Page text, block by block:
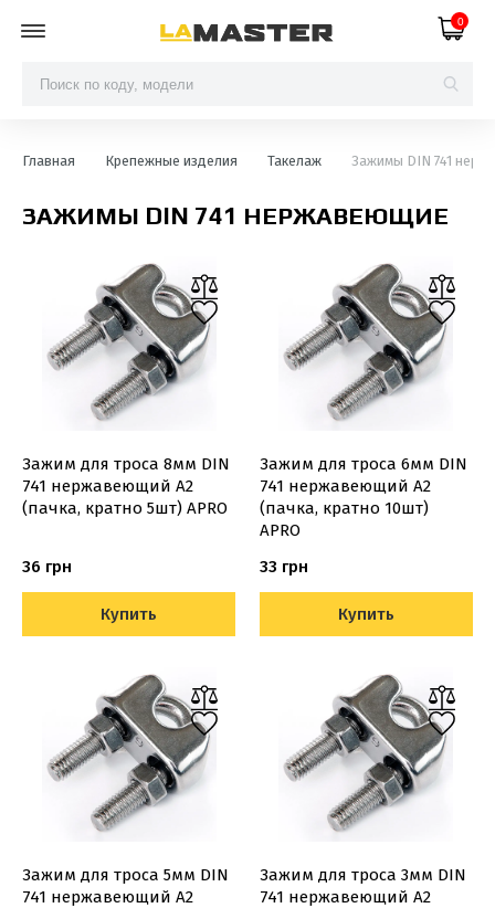
0
Главная Крепежные изделия Такелаж Зажимы DIN 741
ЗАЖИМЫ DIN 741 НЕРЖАВЕЮЩИЕ
Зажим для троса 8мм DIN
741 нержавеющий А2
(пачка, кратно 5шт) APRO
36 грн
Купить
Зажим для троса 6мм DIN
741 нержавеющий А2
(пачка, кратно 10шт)
APRO
33 грн
Купить
Зажим для троса 5мм DIN
741 нержавеющий А2
Зажим для троса 3мм DIN
741 нержавеющий А2